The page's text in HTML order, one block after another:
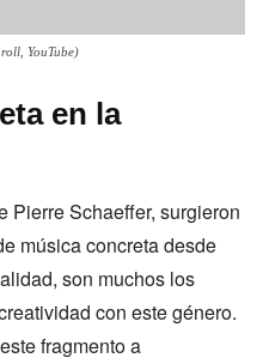
YouTube)
en la
Pierre Schaeffer, surgieron
música concreta desde
son muchos los
con este género.
fragmento a